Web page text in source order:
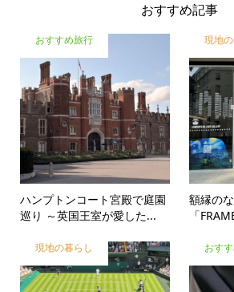
おすすめ記事
おすすめ旅行
ハンプトンコート宮殿で庭園
巡り ～英国王室が愛した...
現地
額縁の
「
現地の暮らし おす